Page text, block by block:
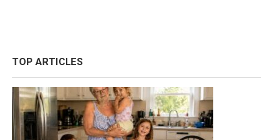
TOP ARTICLES